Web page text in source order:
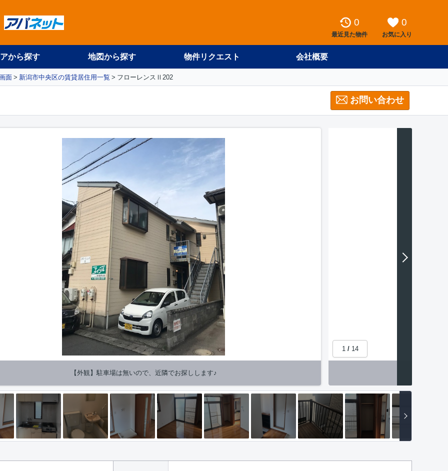
0
最近見た物件
0
お気に入り
から探す 地図から探す 物件リクエスト 会社概要
面 新潟市中央区の賃貸居住用一覧 フローレンスⅡ202
お問い合わせ
1/ 14
【外観】駐車場は無いので、近隣でお探しします♪